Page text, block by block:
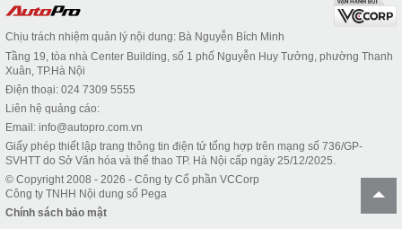
Chịu trách nhiệm quản lý nội dung: Bà Nguyễn Bích Minh
Tầng 19, tòa nhà Center Building, số 1 phố Nguyễn Huy Tưởng, phường Thanh
Xuân, TP.Hà Nội
Điện thoại: 024 7309 5555
Liên hệ quảng cáo:
Email: info@autopro.com.vn
Giấy phép thiết lập trang thông tin điện tử tổng hợp trên mạng số 736/GP-
SVHTT do Sở Văn hóa và thể thao TP. Hà Nội cấp ngày 25/12/2025.
© Copyright 2008 - 2026 - Công ty Cổ phần VCCorp
Công ty TNHH Nội dung số Pega
Chính sách bảo mật